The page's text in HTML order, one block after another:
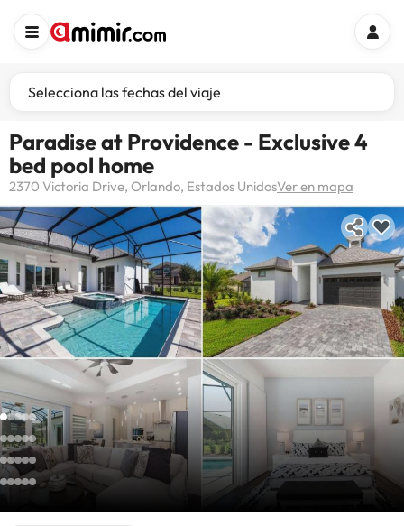
Selecciona las fechas del viaje
Paradise at Providence - Exclusive 4
bed pool home
2370 Victoria Drive, Orlando, Estados UnidosVer en mapa